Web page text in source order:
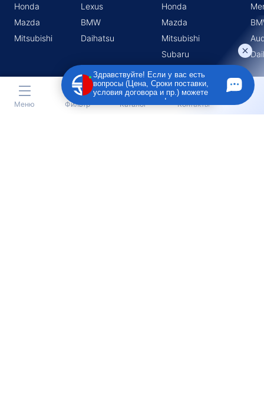
Honda
Mazda
Mitsubishi
Lexus
BMW
Daihatsu
Honda
Mazda
Mitsubishi
Subaru
Меню Фильтр Каталог Контакты
Здравствуйте! Если у вас есть
вопросы (Цена, Сроки поставки,
условия договора и пр.) можете
задать их мне в чат!